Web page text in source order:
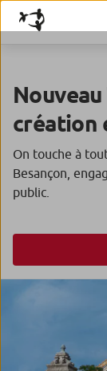
création
On touche à
Besançon,
public.